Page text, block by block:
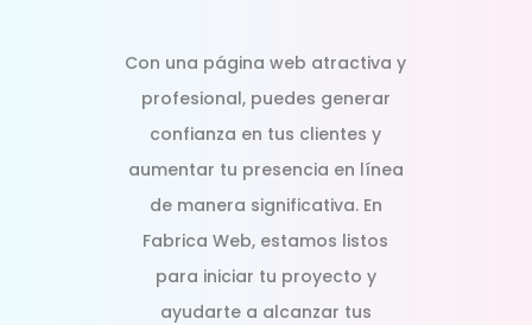
Con una página web atractiva y
profesional, puedes generar
confianza en tus clientes y
aumentar tu presencia en línea
de manera significativa. En
Fabrica Web, estamos listos
para iniciar tu proyecto y
ayudarte a alcanzar tus